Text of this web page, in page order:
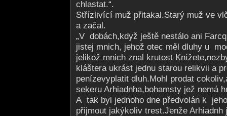
chlastat.“.
Střízlivící muž přitakal.Starý muž ve
a začal.
„V dobách,když ještě nestálo ani
jistej mnich, jehož otec měl dluhy u
jelikož mnich znal krutost
kláštera ukrást jednu starou relikvii a
penízevyplatit dluh.Mohl prodat
sekeru Arhiadnha,bohamsty jež nemá
A tak byl jednoho dne předvolán k
přijmout jakýkoliv trest.Jenže